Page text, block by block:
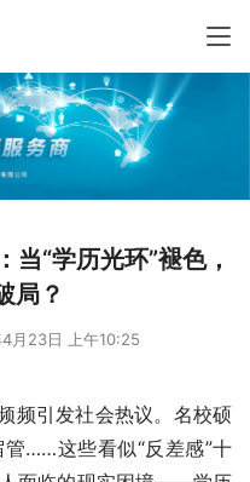
“学历光环”褪色，
局？
月23日 上午10:25
频引发社会热议。名校硕
……这些看似“反差感”十